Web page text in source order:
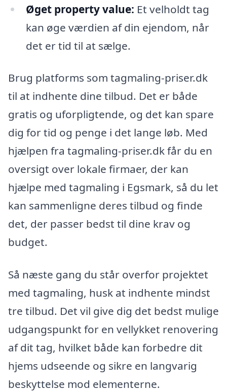
Øget property value: Et velholdt tag
kan øge værdien af din ejendom, når
det er tid til at sælge.
Brug platforms som tagmaling-priser.dk
til at indhente dine tilbud. Det er både
gratis og uforpligtende, og det kan spare
dig for tid og penge i det lange løb. Med
hjælpen fra tagmaling-priser.dk får du en
oversigt over lokale firmaer, der kan
hjælpe med tagmaling i Egsmark, så du let
kan sammenligne deres tilbud og finde
det, der passer bedst til dine krav og
budget.
Så næste gang du står overfor projektet
med tagmaling, husk at indhente mindst
tre tilbud. Det vil give dig det bedst mulige
udgangspunkt for en vellykket renovering
af dit tag, hvilket både kan forbedre dit
hjems udseende og sikre en langvarig
beskyttelse mod elementerne.